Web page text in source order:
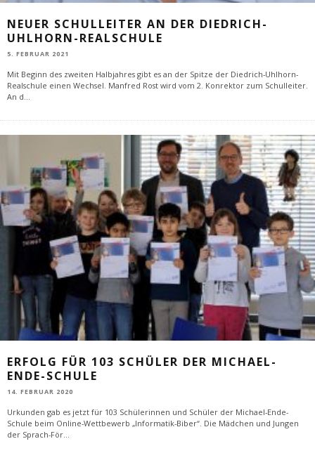
NEUER SCHULLEITER AN DER DIEDRICH-
UHLHORN-REALSCHULE
5. FEBRUAR 2021
Mit Beginn des zweiten Halbjahres gibt es an der Spitze der Diedrich-Uhlhorn-
Realschule einen Wechsel. Manfred Rost wird vom 2. Konrektor zum Schulleiter.
An d...
ERFOLG FÜR 103 SCHÜLER DER MICHAEL-
ENDE-SCHULE
14. FEBRUAR 2020
Urkunden gab es jetzt für 103 Schülerinnen und Schüler der Michael-Ende-
Schule beim Online-Wettbewerb „Informatik-Biber“. Die Mädchen und Jungen
der Sprach-För...